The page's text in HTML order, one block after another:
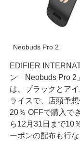
Neobuds Pro 2
EDIFIER
ン「Neobuds Pro 2
は、ブラックとア
ライスで、店頭予
20％ OFFで購入で
ら12月31日まで10
ーポンの配布も行な